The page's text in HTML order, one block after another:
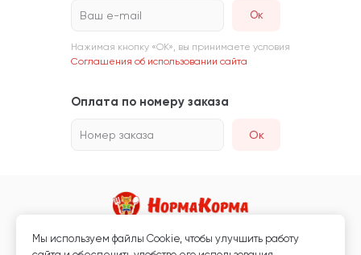
Ваш e-mail
Нажимая кнопку «ОК», вы принимаете условия
Соглашения об использовании сайта
Оплата по номеру заказа
Номер заказа Ок
Магазин кормов для животных и ветаптека
Мы используем файлы Сookie, чтобы улучшить работу